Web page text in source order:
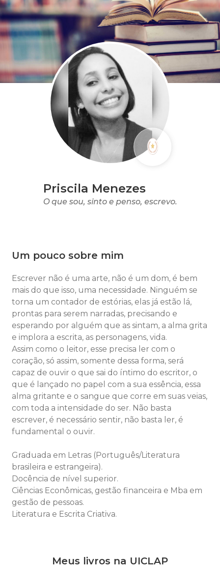
Priscila Menezes
O que sou, sinto e penso, escrevo.
Um pouco sobre mim
Escrever não é uma arte, não é um dom, é bem
mais do que isso, uma necessidade. Ninguém se
torna um contador de estórias, elas já estão lá,
prontas para serem narradas, precisando e
esperando por alguém que as sintam, a alma grita
e implora a escrita, as personagens, vida.
Assim como o leitor, esse precisa ler com o
coração, só assim, somente dessa forma, será
capaz de ouvir o que sai do íntimo do escritor, o
que é lançado no papel com a sua essência, essa
alma gritante e o sangue que corre em suas veias,
com toda a intensidade do ser. Não basta
escrever, é necessário sentir, não basta ler, é
fundamental o ouvir.
Graduada em Letras (Português/Literatura
brasileira e estrangeira).
Docência de nível superior.
Ciências Econômicas, gestão financeira e Mba em
gestão de pessoas.
Literatura e Escrita Criativa.
Meus livros na UICLAP